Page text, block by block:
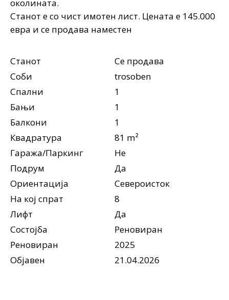
околината.
Станот е со чист имотен лист. Цената е 145.000
евра и се продава наместен
Станот
Се продава
Соби
trosoben
Спални
1
Бањи
1
Балкони
1
Квадратура
81 m²
Гаража/Паркинг
Не
Подрум
Да
Ориентација
Североисток
На кој спрат
8
Лифт
Да
Состојба
Реновиран
Реновиран
2025
Објавен
21.04.2026